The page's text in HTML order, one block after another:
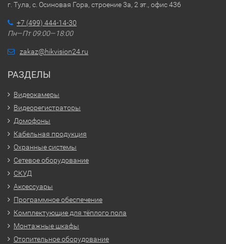
г. Тула, с. Осиновая Гора, строение 3а, 2 эт., офис 436
+7 (499) 444-14-30
Пн—Пт 09:00—18:00
zakaz@hikvision24.ru
РАЗДЕЛЫ
Видеокамеры
Видеорегистраторы
Домофоны
Кабельная продукция
Охранные системы
Сетевое оборудование
СКУД
Аксессуары
Программное обеспечение
Комплектующие для тёплого пола
Монтажные шкафы
Отопительное оборудование